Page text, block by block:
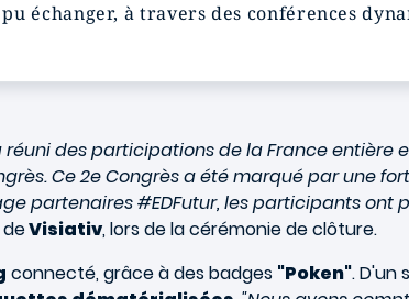
échanger, à travers des conférences
des participations de la France entière
Ce 2e Congrès a été marqué par une
partenaires #EDFutur, les participants ont
Visiativ, lors de la cérémonie de clôture.
connecté, grâce à des badges "Poken". D'un